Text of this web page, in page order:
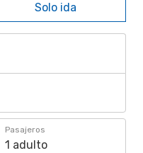
Solo ida
Pasajeros
1 adulto